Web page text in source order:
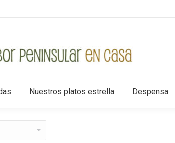
Nuestros platos estrella Despensa